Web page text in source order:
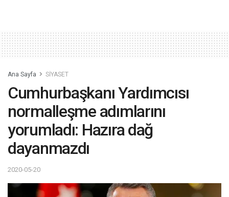
Ana Sayfa SİYASET
Cumhurbaşkanı Yardımcısı
normalleşme adımlarını
yorumladı: Hazıra dağ
dayanmazdı
2020-05-20